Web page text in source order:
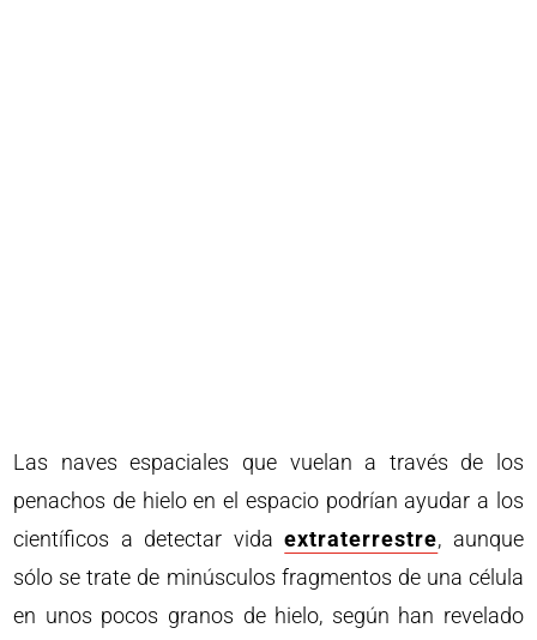
Las naves espaciales que vuelan a través de los
penachos de hielo en el espacio podrían ayudar a los
científicos a detectar vidaextraterrestre, aunque
sólo se trate de minúsculos fragmentos de una célula
en unos pocos granos de hielo, según han revelado